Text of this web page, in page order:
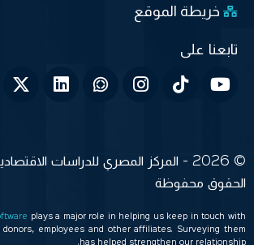
خريطة الموقع
الحقوق محفوظة
plays a major role in helping us keep in touch with
employees and other affiliates. Surveying them
has helped strengthen our relationship.